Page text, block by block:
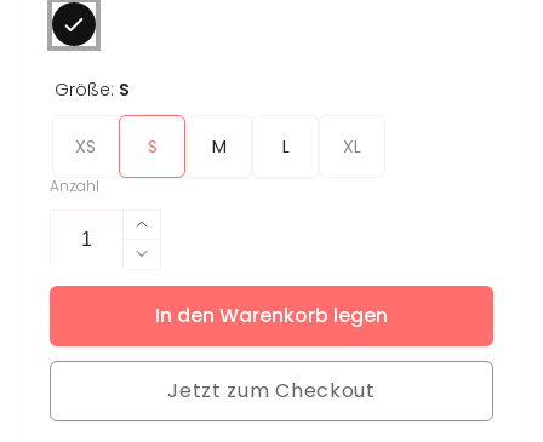
Größe: S
XS S M L XL
Anzahl
Erhöhe
die
Menge
für
Enya
Verringere
die
Menge
für
Longsleeve
Enya
In den Warenkorb legen
Jetzt zum Checkout